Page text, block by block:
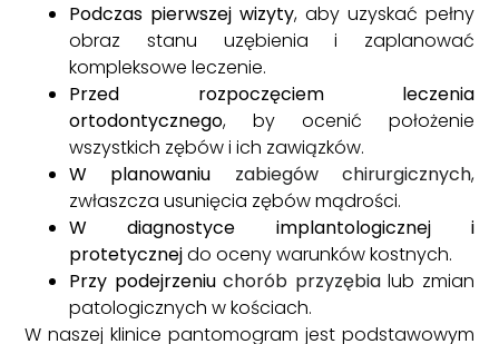
Podczas pierwszej wizyty, aby uzyskać pełny
obraz stanu uzębienia i zaplanować
kompleksowe leczenie.
Przed rozpoczęciem leczenia
ortodontycznego, by ocenić położenie
wszystkich zębów i ich zawiązków.
W planowaniu zabiegów chirurgicznych,
zwłaszcza usunięcia zębów mądrości.
W diagnostyce implantologicznej i
protetycznejdo oceny warunków kostnych.
Przy podejrzeniuchorób przyzębialub zmian
patologicznych w kościach.
W naszej klinice pantomogram jest podstawowym